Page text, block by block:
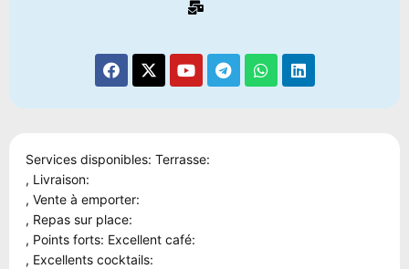
Services disponibles: Terrasse:
, Livraison:
, Vente à emporter:
, Repas sur place:
, Points forts: Excellent café:
, Excellents cocktails: